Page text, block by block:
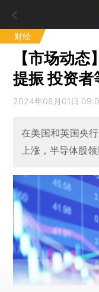
财经
【市场动
提振 投资
2024年08月01日
在美国和英国央
上涨，半导体股领